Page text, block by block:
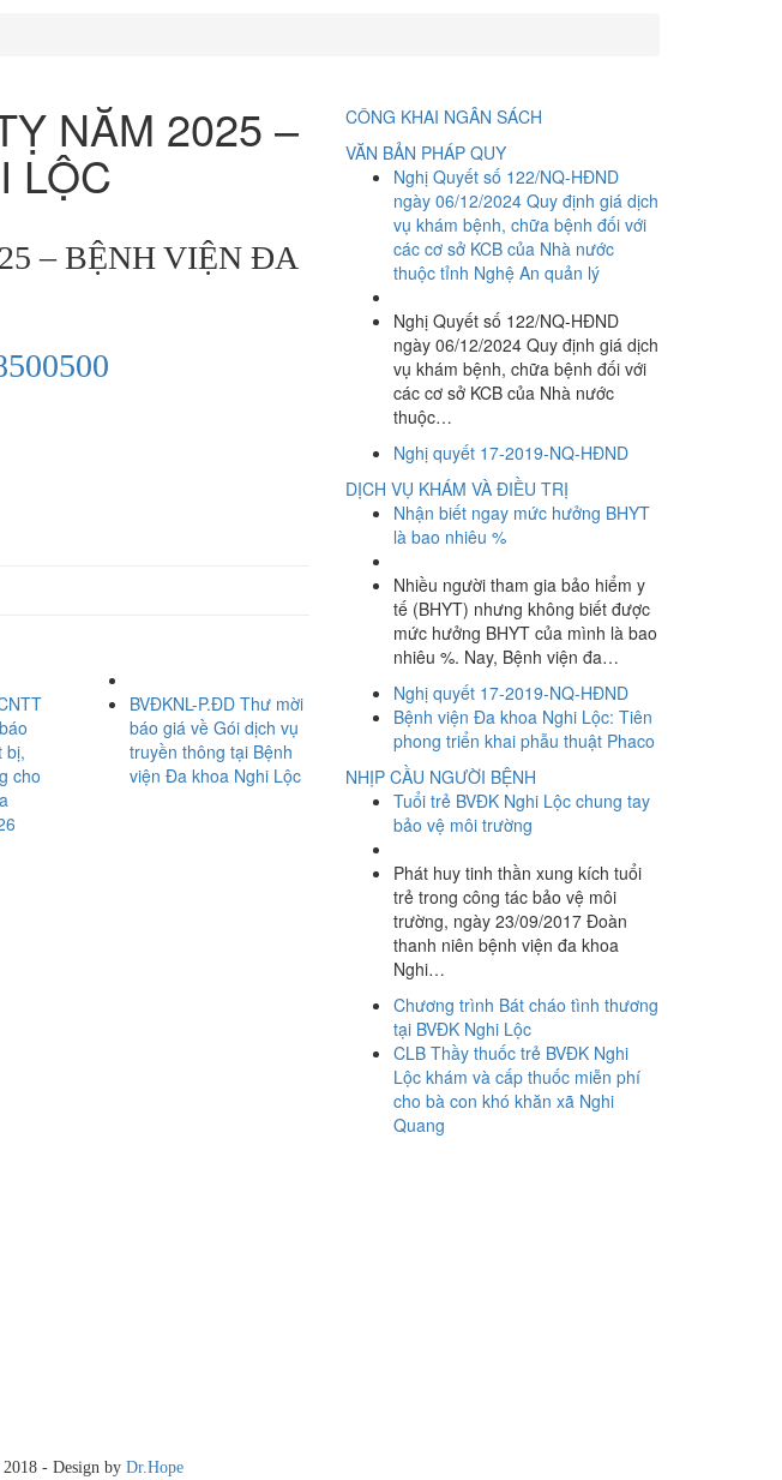
NĂM 2025 –
LỘC
– BỆNH VIỆN ĐA
bị,
cho
BVĐKNL-P.ĐD Thư mời
báo giá về Gói dịch vụ
truyền thông tại Bệnh
viện Đa khoa Nghi Lộc
CÔNG KHAI NGÂN SÁCH
VĂN BẢN PHÁP QUY
Nghị Quyết số 122/NQ-HĐND
ngày 06/12/2024 Quy định giá dịch
vụ khám bệnh, chữa bệnh đối với
các cơ sở KCB của Nhà nước
thuộc tỉnh Nghệ An quản lý
Nghị Quyết số 122/NQ-HĐND
ngày 06/12/2024 Quy định giá dịch
vụ khám bệnh, chữa bệnh đối với
các cơ sở KCB của Nhà nước
thuộc…
Nghị quyết 17-2019-NQ-HĐND
DỊCH VỤ KHÁM VÀ ĐIỀU TRỊ
Nhận biết ngay mức hưởng BHYT
là bao nhiêu %
Nhiều người tham gia bảo hiểm y
tế (BHYT) nhưng không biết được
mức hưởng BHYT của mình là bao
nhiêu %. Nay, Bệnh viện đa…
Nghị quyết 17-2019-NQ-HĐND
Bệnh viện Đa khoa Nghi Lộc: Tiên
phong triển khai phẫu thuật Phaco
NHỊP CẦU NGƯỜI BỆNH
Tuổi trẻ BVĐK Nghi Lộc chung tay
bảo vệ môi trường
Phát huy tinh thần xung kích tuổi
trẻ trong công tác bảo vệ môi
trường, ngày 23/09/2017 Đoàn
thanh niên bệnh viện đa khoa
Nghi…
Chương trình Bát cháo tình thương
tại BVĐK Nghi Lộc
CLB Thầy thuốc trẻ BVĐK Nghi
Lộc khám và cấp thuốc miễn phí
cho bà con khó khăn xã Nghi
Quang
- Design by Dr.Hope